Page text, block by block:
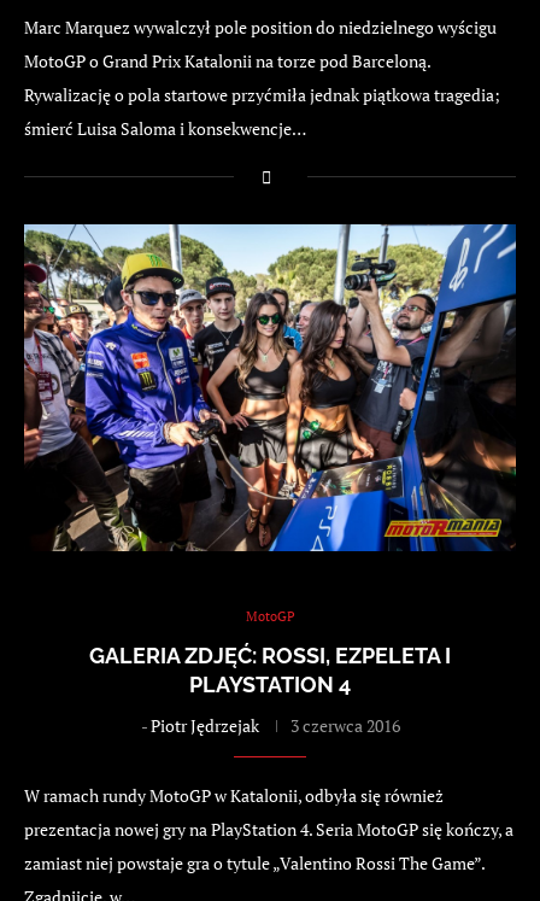
Marc Marquez wywalczył pole position do niedzielnego wyścigu
MotoGP o Grand Prix Katalonii na torze pod Barceloną.
Rywalizację o pola startowe przyćmiła jednak piątkowa tragedia;
śmierć Luisa Saloma i konsekwencje…
MotoGP
GALERIA ZDJĘĆ: ROSSI, EZPELETA I
PLAYSTATION 4
-Piotr Jędrzejak 3 czerwca 2016
W ramach rundy MotoGP w Katalonii, odbyła się również
prezentacja nowej gry na PlayStation 4. Seria MotoGP się kończy, a
zamiast niej powstaje gra o tytule „Valentino Rossi The Game”.
Zgadnijcie, w…